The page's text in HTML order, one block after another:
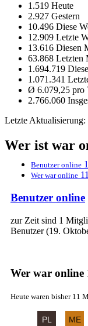
1.519 Heute
2.927 Gestern
10.496 Diese
12.909 Letzte
13.616 Diesen
63.868 Letzten
1.694.719
1.071.341
Ø 6.079,25 pro
2.766.060
Letzte Aktualisierung:
Wer ist war
Benutzer online 1
Wer war online 11
Benutzer online
zur Zeit sind 1
Benutzer (19.
Wer war online
Heute waren bisher 11